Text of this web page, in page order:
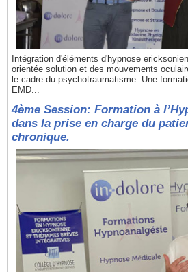
Intégration d'éléments d'hypnose
orientée solution et des mouvements
le cadre du psychotraumatisme. Une
EMD...
4ème Session: Formation à
dans la prise en charge du
chronique.